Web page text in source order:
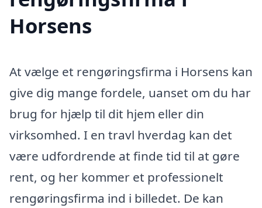
Horsens
At vælge et rengøringsfirma i Horsens kan
give dig mange fordele, uanset om du har
brug for hjælp til dit hjem eller din
virksomhed. I en travl hverdag kan det
være udfordrende at finde tid til at gøre
rent, og her kommer et professionelt
rengøringsfirma ind i billedet. De kan